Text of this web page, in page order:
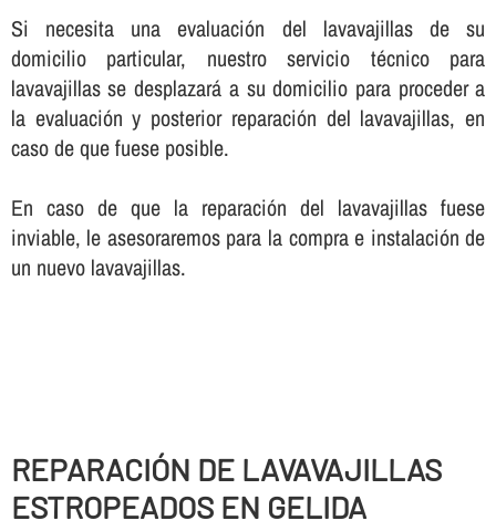
Si necesita una evaluación del lavavajillas de su
domicilio particular, nuestro servicio técnico para
lavavajillas se desplazará a su domicilio para proceder a
la evaluación y posterior reparación del lavavajillas, en
caso de que fuese posible.
En caso de que la reparación del lavavajillas fuese
inviable, le asesoraremos para la compra e instalación de
un nuevo lavavajillas.
REPARACIÓN DE LAVAVAJILLAS
ESTROPEADOS EN GELIDA